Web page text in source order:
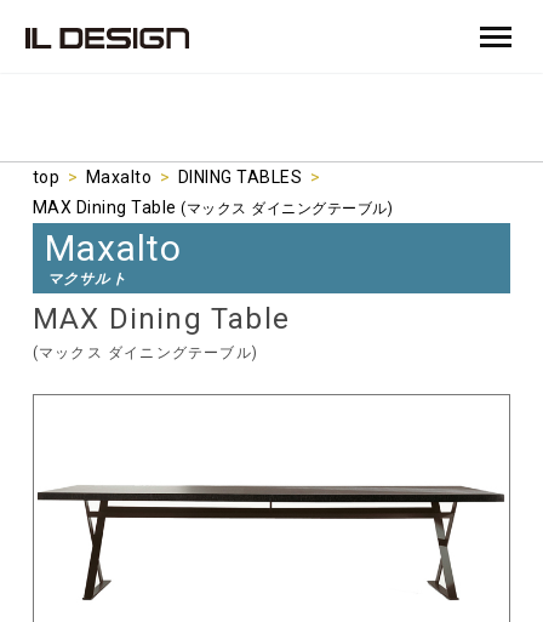
top > Maxalto > DINING TABLES >
MAX Dining Table(マックス ダイニングテーブル)
Maxalto
マクサルト
MAX Dining Table
(マックス ダイニングテーブル)